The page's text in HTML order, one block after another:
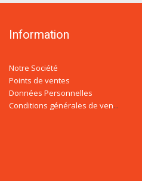
Information
Notre Société
Points de ventes
Données Personnelles
Conditions générales de ventes